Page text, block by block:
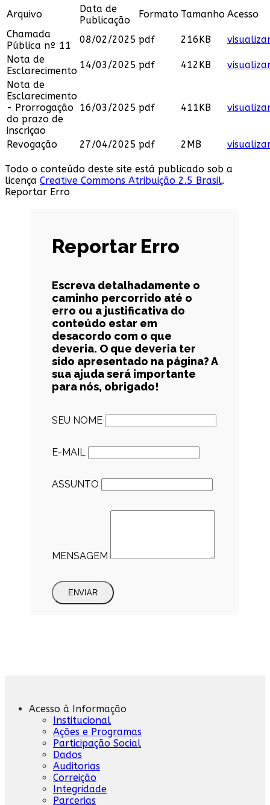
Arquivo
Data de
Publicação
Formato Tamanho Acesso
Chamada
Pública nº 11
08/02/2025 pdf 216KB
Nota de
Esclarecimento
14/03/2025 pdf 412KB
Nota de
Esclarecimento
- Prorrogação
do prazo de
inscriçao
16/03/2025 pdf 411KB
Revogação 27/04/2025 pdf 2MB
Todo o conteúdo deste site está publicado sob a
licença Creative Commons Atribuição 2.5 Brasil.
Reportar Erro
Reportar Erro
Escreva detalhadamente o
caminho percorrido até o
erro ou a justificativa do
conteúdo estar em
desacordo com o que
deveria. O que deveria ter
sido apresentado na página? A
sua ajuda será importante
para nós, obrigado!
SEU NOME
E-MAIL
ASSUNTO
MENSAGEM
ENVIAR
Acesso à Informação
Institucional
Ações e Programas
Participação Social
Dados
Auditorias
Correição
Integridade
Parcerias